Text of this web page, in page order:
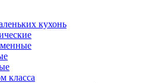
кухонь
класса